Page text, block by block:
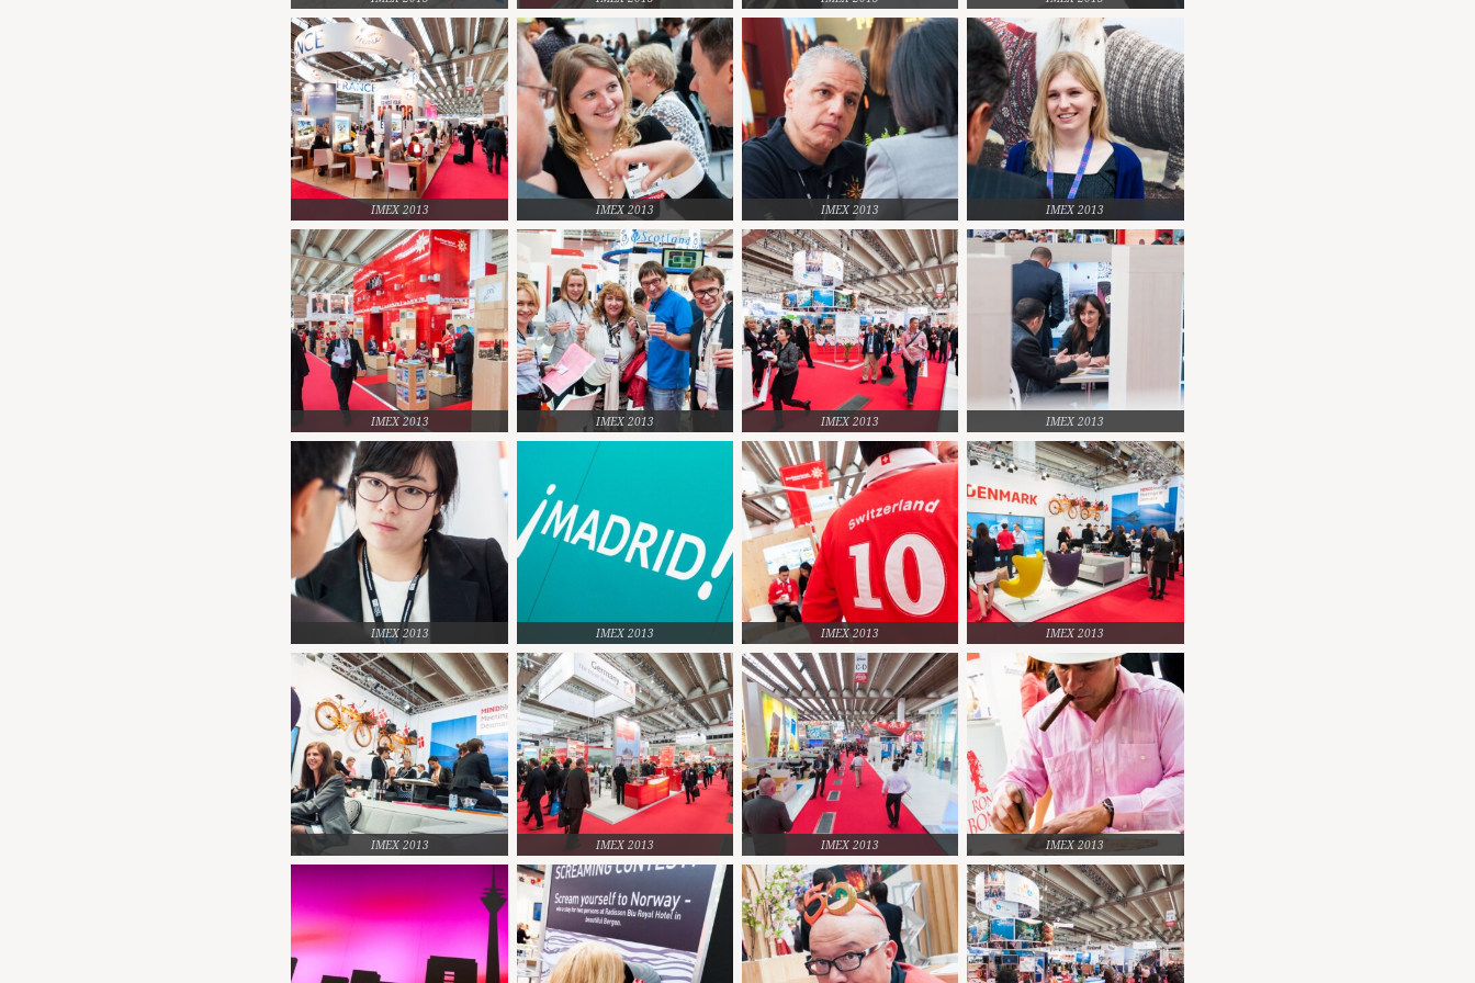
IMEX 2013 IMEX 2013 IMEX 2013 IMEX 2013
IMEX 2013 IMEX 2013 IMEX 2013 IMEX 2013
IMEX 2013 IMEX 2013 IMEX 2013 IMEX 2013
IMEX 2013 IMEX 2013 IMEX 2013 IMEX 2013